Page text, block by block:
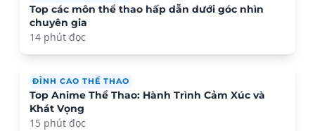
Top các môn thể thao hấp dẫn dưới góc nhìn
chuyên gia
14 phút đọc
ĐỈNH CAO THỂ THAO
Top Anime Thể Thao: Hành Trình Cảm Xúc và
Khát Vọng
15 phút đọc